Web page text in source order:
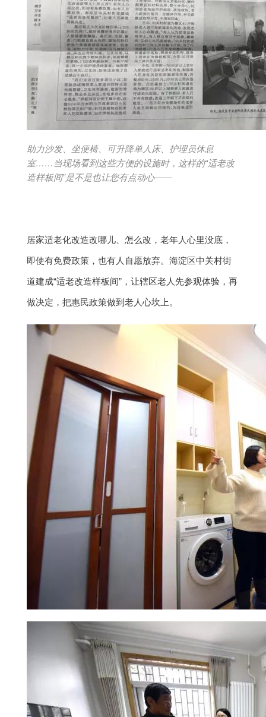
助力沙发、坐便椅、可升降单人床、 护理员休息
室……当现场看到这些方便的设施时，这样的“适老改
造样板间”是不是也让您有点动心——
居家适老化改造改哪儿、怎么改，老年人心里没底，
即使有免费政策，也有人自愿放弃。海淀区中关村街
道建成“适老改造样板间”，让辖区老人先参观体验，再
做决定，把惠民政策做到老人心坎上。